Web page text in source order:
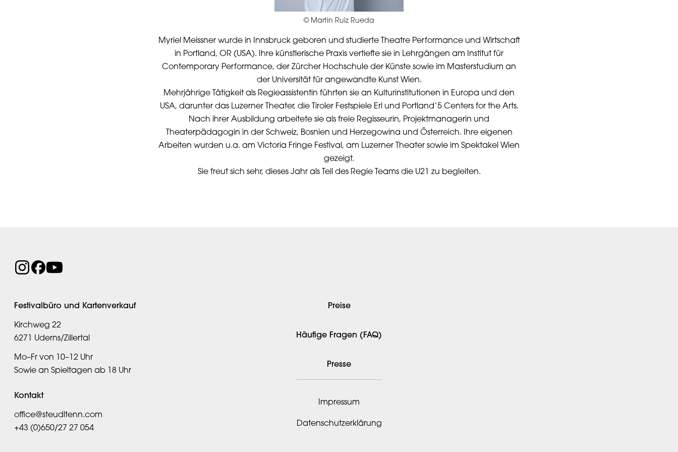
© Martin Ruiz Rueda
Myriel Meissner wurde in Innsbruck geboren und studierte Theatre Performance und Wirtschaft
in Portland, OR (USA). Ihre künstlerische Praxis vertiefte sie in Lehrgängen am Institut für
Contemporary Performance, der Zürcher Hochschule der Künste sowie im Masterstudium an
der Universität für angewandte Kunst Wien.
Mehrjährige Tätigkeit als Regieassistentin führten sie an Kulturinstitutionen in Europa und den
USA, darunter das Luzerner Theater, die Tiroler Festspiele Erl und Portland’5 Centers for the Arts.
Nach ihrer Ausbildung arbeitete sie als freie Regisseurin, Projektmanagerin und
Theaterpädagogin in der Schweiz, Bosnien und Herzegowina und Österreich. Ihre eigenen
Arbeiten wurden u.a. am Victoria Fringe Festival, am Luzerner Theater sowie im Spektakel Wien
gezeigt.
Sie freut sich sehr, dieses Jahr als Teil des Regie Teams die U21 zu begleiten.
Festivalbüro und Kartenverkauf
Kirchweg 22
6271 Uderns/Zillertal
Mo–Fr von 10–12 Uhr
Sowie an Spieltagen ab 18 Uhr
Kontakt
office@steudltenn.com
+43 (0)650/27 27 054
Preise
Häufige Fragen (FAQ)
Presse
Impressum
Datenschutzerklärung